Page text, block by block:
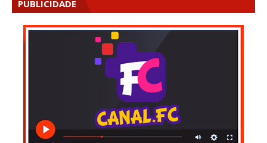
PUBLICIDADE